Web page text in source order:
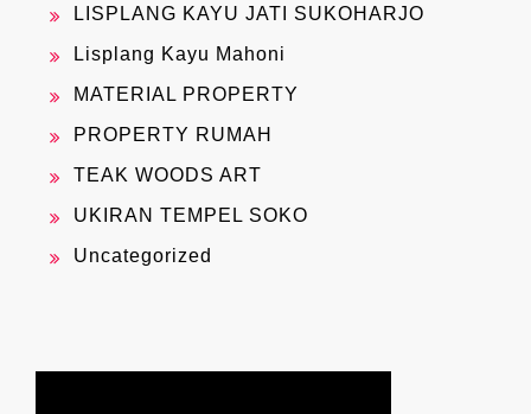
LISPLANG KAYU JATI SUKOHARJO
Lisplang Kayu Mahoni
MATERIAL PROPERTY
PROPERTY RUMAH
TEAK WOODS ART
UKIRAN TEMPEL SOKO
Uncategorized